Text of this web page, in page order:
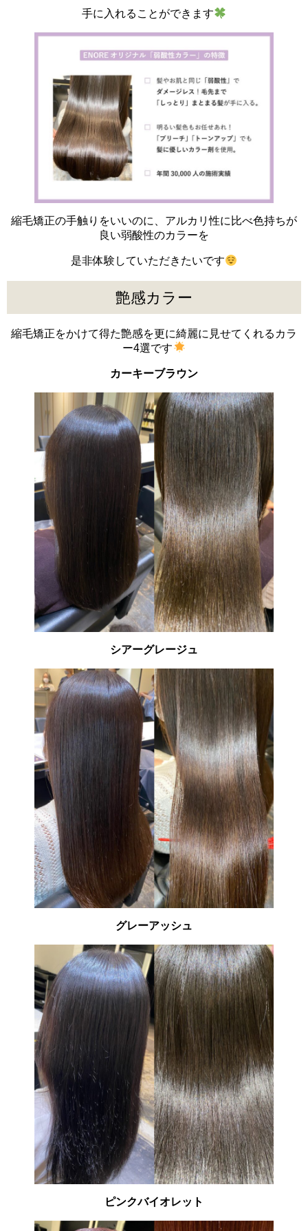
手に入れることができます
縮毛矯正の手触りをいいのに、アルカリ性に比べ色持ちが
良い弱酸性のカラーを
是非体験していただきたいです
艶感カラー
縮毛矯正をかけて得た艶感を更に綺麗に見せてくれるカラ
ー4選です
カーキーブラウン
シアーグレージュ
グレーアッシュ
ピンクバイオレット